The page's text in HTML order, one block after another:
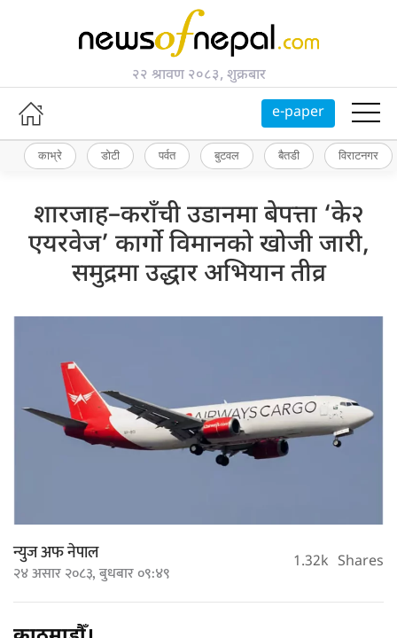
२२ श्रावण २०८३, शुक्रबार
e-paper
काभ्रे डोटी पर्वत बुटवल बैतडी विराटनगर
शारजाह–कराँची उडानमा बेपत्ता ‘के२
एयरवेज’ कार्गो विमानको खोजी जारी,
समुद्रमा उद्धार अभियान तीव्र
न्युज अफ नेपाल
२४ असार २०८३, बुधबार ०९:४९ 1.32k Shares